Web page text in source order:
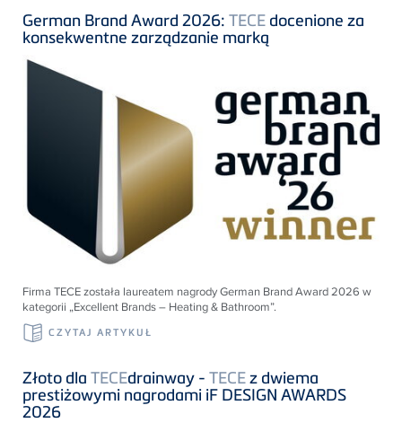
Firma TECEzostała laureatem nagrody German Brand Award 2026 w
kategorii „Excellent Brands – Heating & Bathroom”.
CZYTAJ ARTYKUŁ
German Brand Award 2026: TECE docenione za
konsekwentne zarządzanie marką
Złoto dla TECEdrainway - TECEz dwiema
prestiżowymi nagrodami iF DESIGN AWARDS
2026